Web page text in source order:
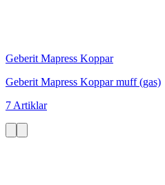
Geberit Mapress Koppar
Geberit Mapress Koppar muff (gas)
7 Artiklar